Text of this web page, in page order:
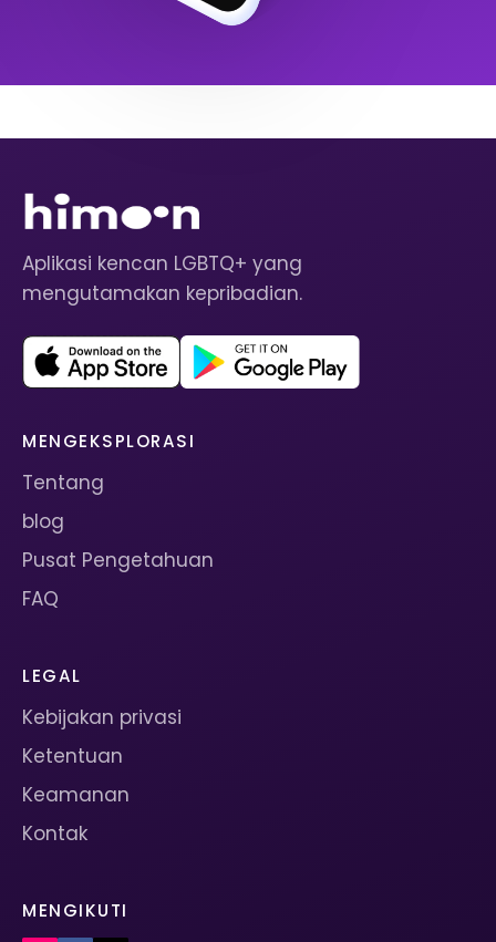
Aplikasi kencan LGBTQ+ yang
mengutamakan kepribadian.
MENGEKSPLORASI
Tentang
blog
Pusat Pengetahuan
FAQ
LEGAL
Kebijakan privasi
Ketentuan
Keamanan
Kontak
MENGIKUTI